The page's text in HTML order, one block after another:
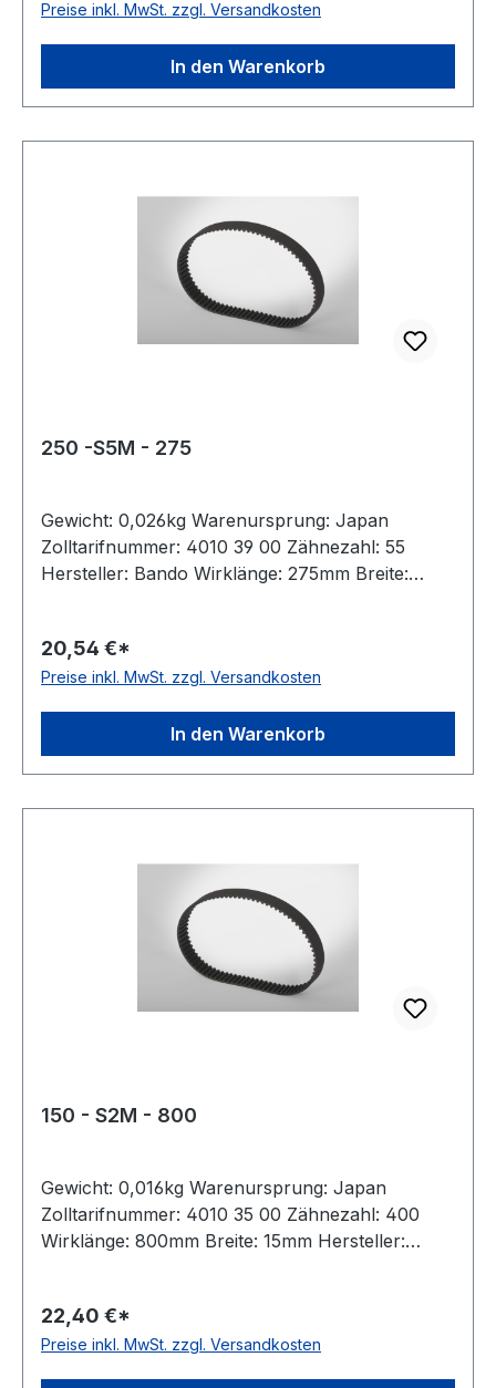
Nettopreis
Preise inkl. MwSt. zzgl. Versandkosten
In den Warenkorb
250 -S5M - 275
Gewicht: 0,026kg Warenursprung: Japan
Zolltarifnummer: 4010 39 00 Zähnezahl: 55
Hersteller: Bando Wirklänge: 275mm Breite:
Norm: auf Anfrage antistatisch: ja
20,54 €*
Preise inkl. MwSt. zzgl. Versandkosten
In den Warenkorb
150 - S2M - 800
Gewicht: 0,016kg Warenursprung: Japan
Zolltarifnummer: 4010 35 00 Zähnezahl: 400
Wirklänge: 800mm Breite: 15mm Hersteller:
Anfrage antistatisch: ja Hinweis: Listenpreis =
Nettopreis
22,40 €*
Preise inkl. MwSt. zzgl. Versandkosten